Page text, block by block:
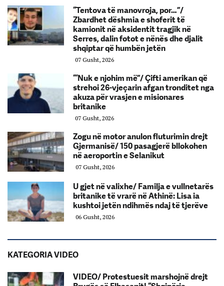
“Tentova të manovroja, por…”/
Zbardhet dëshmia e shoferit të
kamionit në aksidentit tragjik në
Serres, dalin fotot e nënës dhe djalit
shqiptar që humbën jetën
07 Gusht, 2026
“‘Nuk e njohim më”/ Çifti amerikan që
strehoi 26-vjeçarin afgan tronditet nga
akuza për vrasjen e misionares
britanike
07 Gusht, 2026
Zogu në motor anulon fluturimin drejt
Gjermanisë/ 150 pasagjerë bllokohen
në aeroportin e Selanikut
07 Gusht, 2026
U gjet në valixhe/ Familja e vullnetarës
britanike të vrarë në Athinë: Lisa ia
kushtoi jetën ndihmës ndaj të tjerëve
06 Gusht, 2026
KATEGORIA VIDEO
VIDEO/ Protestuesit marshojnë drejt